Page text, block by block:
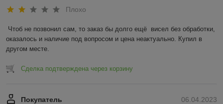
Плохо
Чтоб не позвонил сам, то заказ бы долго ещё  висел без обработки,
оказалось и наличие под вопросом и цена неактуально. Купил в
другом месте.
Сделка подтверждена через корзину
06.04.2023
Покупатель